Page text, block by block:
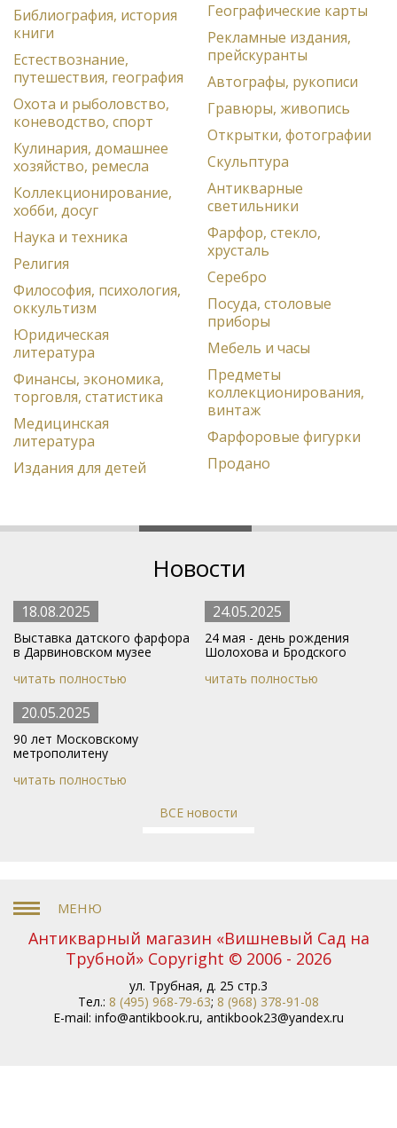
Библиография, история
книги
Естествознание,
путешествия, география
Охота и рыболовство,
коневодство, спорт
Кулинария, домашнее
хозяйство, ремесла
Коллекционирование,
хобби, досуг
Наука и техника
Религия
Философия, психология,
оккультизм
Юридическая
литература
Финансы, экономика,
торговля, статистика
Медицинская
литература
Издания для детей
Географические карты
Рекламные издания,
прейскуранты
Автографы, рукописи
Гравюры, живопись
Открытки, фотографии
Скульптура
Антикварные
светильники
Фарфор, стекло,
хрусталь
Серебро
Посуда, столовые
приборы
Мебель и часы
Предметы
коллекционирования,
винтаж
Фарфоровые фигурки
Продано
Новости
18.08.2025
Выставка датского фарфора
в Дарвиновском музее
читать полностью
24.05.2025
24 мая - день рождения
Шолохова и Бродского
читать полностью
20.05.2025
90 лет Московскому
метрополитену
читать полностью
ВСЕ новости
Антикварный магазин «Вишневый Сад на
Трубной» Copyright © 2006 - 2026
ул. Трубная, д. 25 стр.3
Тел.: 8 (495) 968-79-63; 8 (968) 378-91-08
E-mail: info@antikbook.ru, antikbook23@yandex.ru